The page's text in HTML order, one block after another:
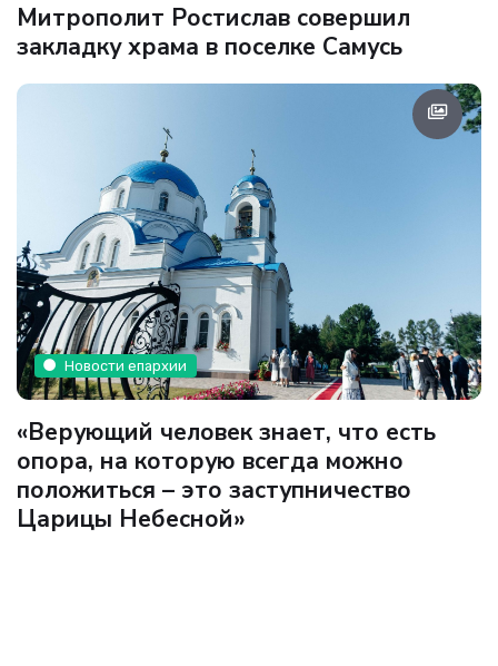
Митрополит Ростислав совершил
закладку храма в поселке Самусь
Новости епархии
«Верующий человек знает, что есть
опора, на которую всегда можно
положиться – это заступничество
Царицы Небесной»